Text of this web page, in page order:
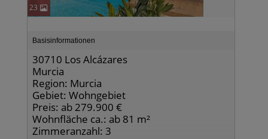
23
Basisinformationen
30710 Los Alcázares
Murcia
Region: Murcia
Gebiet: Wohngebiet
Preis: ab 279.900 €
Wohnfläche ca.: ab 81 m²
Zimmeranzahl: 3